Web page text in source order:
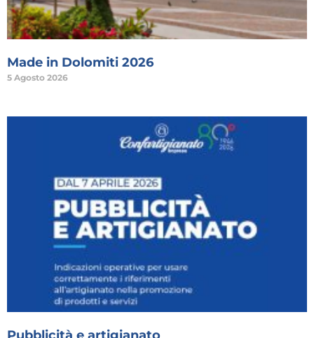
Made in Dolomiti 2026
5 Agosto 2026